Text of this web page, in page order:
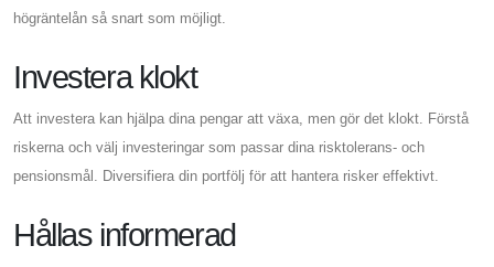
högräntelån så snart som möjligt.
Investera klokt
Att investera kan hjälpa dina pengar att växa, men gör det klokt. Förstå
riskerna och välj investeringar som passar dina risktolerans- och
pensionsmål. Diversifiera din portfölj för att hantera risker effektivt.
Hållas informerad